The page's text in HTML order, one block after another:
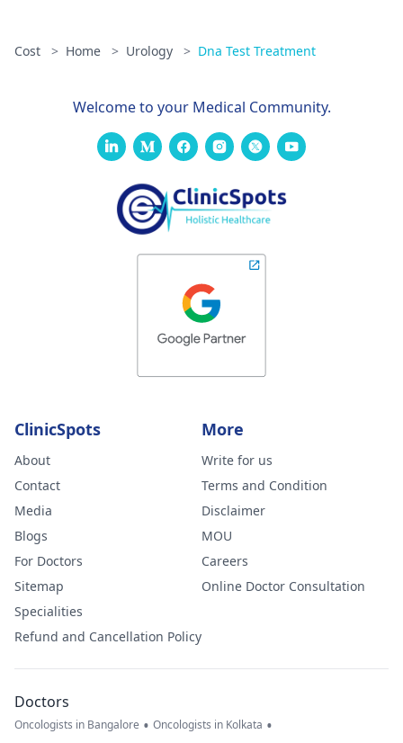
Cost > Home > Urology > Dna Test Treatment
Welcome to your Medical Community.
ClinicSpots
About
Contact
Media
Blogs
For Doctors
Sitemap
Specialities
Refund and Cancellation Policy
More
Write for us
Terms and Condition
Disclaimer
MOU
Careers
Online Doctor Consultation
Doctors
Oncologists in Bangalore • Oncologists in Kolkata •